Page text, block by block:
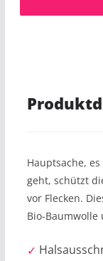
Hauptsache,
geht, schützt
vor Flecken.
Bio-